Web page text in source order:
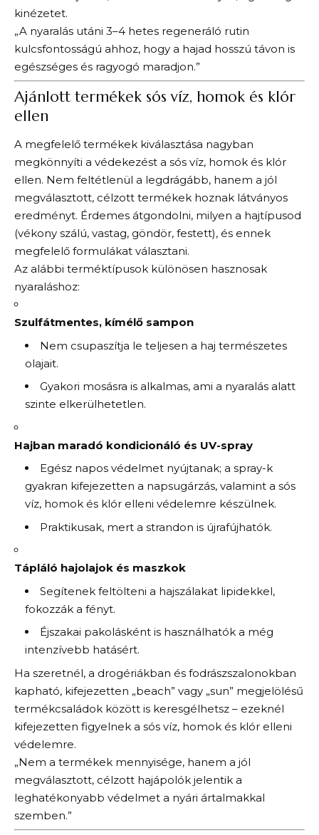
kinézetet.
„A nyaralás utáni 3–4 hetes regeneráló rutin
kulcsfontosságú ahhoz, hogy a hajad hosszú távon is
egészséges és ragyogó maradjon.”
Ajánlott termékek sós víz, homok és klór
ellen
A megfelelő termékek kiválasztása nagyban
megkönnyíti a védekezést a sós víz, homok és klór
ellen. Nem feltétlenül a legdrágább, hanem a jól
megválasztott, célzott termékek hoznak látványos
eredményt. Érdemes átgondolni, milyen a hajtípusod
(vékony szálú, vastag, göndör, festett), és ennek
megfelelő formulákat választani.
Az alábbi terméktípusok különösen hasznosak
nyaraláshoz:
Szulfátmentes, kímélő sampon
Nem csupaszítja le teljesen a haj természetes
olajait.
Gyakori mosásra is alkalmas, ami a nyaralás alatt
szinte elkerülhetetlen.
Hajban maradó kondicionáló és UV-spray
Egész napos védelmet nyújtanak; a spray-k
gyakran kifejezetten a napsugárzás, valamint a sós
víz, homok és klór elleni védelemre készülnek.
Praktikusak, mert a strandon is újrafújhatók.
Tápláló hajolajok és maszkok
Segítenek feltölteni a hajszálakat lipidekkel,
fokozzák a fényt.
Éjszakai pakolásként is használhatók a még
intenzívebb hatásért.
Ha szeretnél, a drogériákban és fodrászszalonokban
kapható, kifejezetten „beach” vagy „sun” megjelölésű
termékcsaládok között is keresgélhetsz – ezeknél
kifejezetten figyelnek a sós víz, homok és klór elleni
védelemre.
„Nem a termékek mennyisége, hanem a jól
megválasztott, célzott hajápolók jelentik a
leghatékonyabb védelmet a nyári ártalmakkal
szemben.”